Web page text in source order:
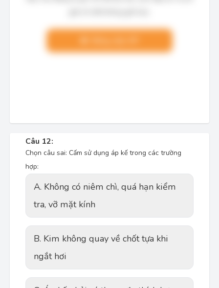
Câu 12:
Chọn câu sai: Cấm sử dụng áp kế trong các trường
hợp:
A. Không có niêm chì, quá hạn kiểm
tra, vỡ mặt kính
B. Kim không quay về chốt tựa khi
ngắt hơi